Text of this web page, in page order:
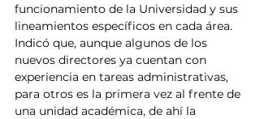
funcionamiento de la Universidad y sus
lineamientos específicos en cada área.
Indicó que, aunque algunos de los
nuevos directores ya cuentan con
experiencia en tareas administrativas,
para otros es la primera vez al frente de
una unidad académica, de ahí la